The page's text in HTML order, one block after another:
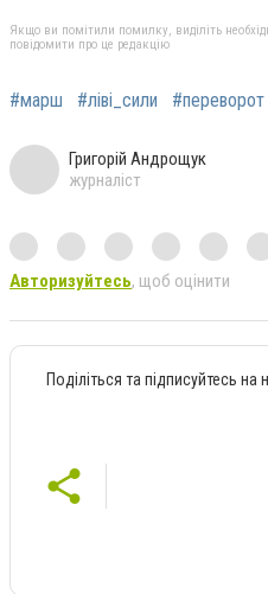
Якщо ви помітили помилку, виділіть
повідомити про це редакцію
#марш #ліві_сили #переворот
Григорій Андрощук
журналіст
Авторизуйтесь, щоб оцінити
Поділіться та підписуйтесь на